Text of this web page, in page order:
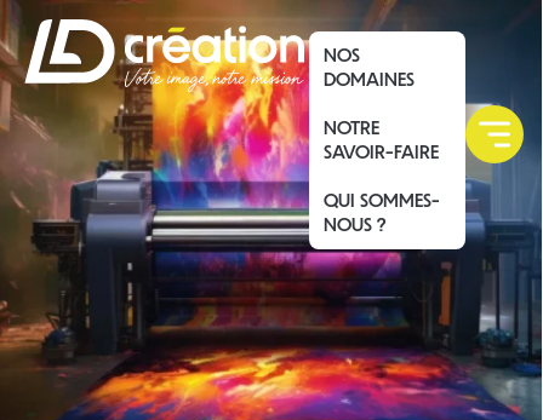
NOS
DOMAINES
NOTRE
SAVOIR-FAIRE
QUI SOMMES-
NOUS ?